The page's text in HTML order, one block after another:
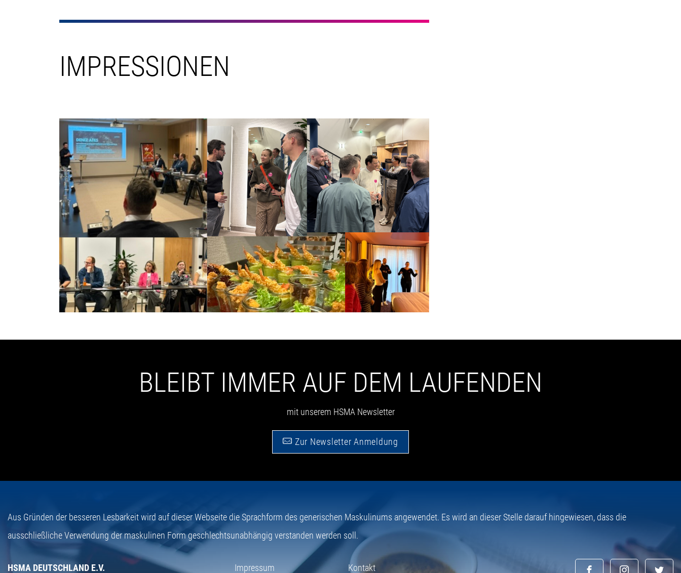
IMPRESSIONEN
BLEIBT IMMER AUF DEM LAUFENDEN
mit unserem HSMA Newsletter
Zur Newsletter Anmeldung
Aus Gründen der besseren Lesbarkeit wird auf dieser Webseite die Sprachform des generischen Maskulinums angewendet. Es wird an dieser Stelle darauf hingewiesen, dass die
ausschließliche Verwendung der maskulinen Form geschlechtsunabhängig verstanden werden soll.
HSMA DEUTSCHLAND E.V. Impressum Kontakt